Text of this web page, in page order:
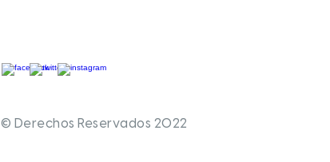
© Derechos Reservados 2022